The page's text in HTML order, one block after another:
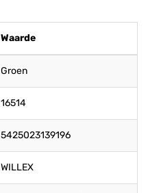
Waarde
Groen
16514
5425023139196
WILLEX